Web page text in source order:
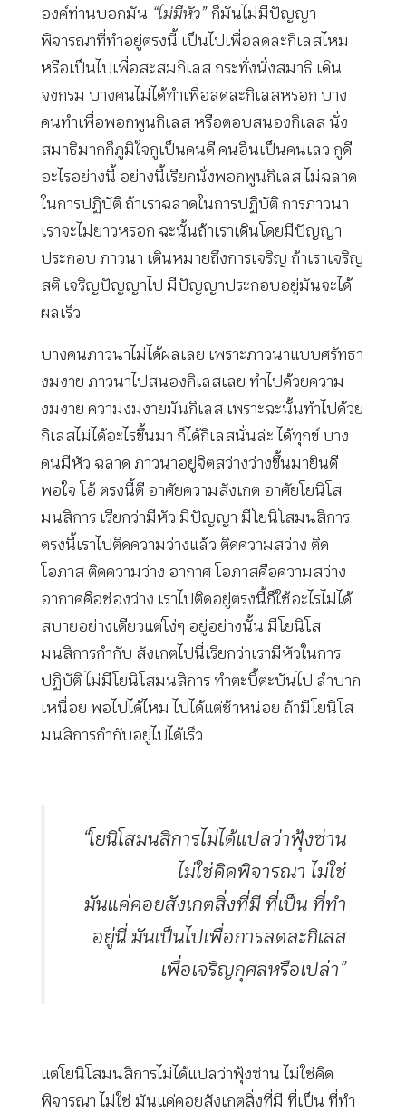
องค์ท่านบอกมัน “ไม่มีหัว” ก็มันไม่มีปัญญา
พิจารณาที่ทำอยู่ตรงนี้ เป็นไปเพื่อลดละกิเลสไหม
หรือเป็นไปเพื่อสะสมกิเลส กระทั่งนั่งสมาธิ เดิน
จงกรม บางคนไม่ได้ทำเพื่อลดละกิเลสหรอก บาง
คนทำเพื่อพอกพูนกิเลส หรือตอบสนองกิเลส นั่ง
สมาธิมากก็ภูมิใจกูเป็นคนดี คนอื่นเป็นคนเลว กูดี
อะไรอย่างนี้ อย่างนี้เรียกนั่งพอกพูนกิเลส ไม่ฉลาด
ในการปฏิบัติ ถ้าเราฉลาดในการปฏิบัติ การภาวนา
เราจะไม่ยาวหรอก ฉะนั้นถ้าเราเดินโดยมีปัญญา
ประกอบ ภาวนา เดินหมายถึงการเจริญ ถ้าเราเจริญ
สติ เจริญปัญญาไป มีปัญญาประกอบอยู่มันจะได้
ผลเร็ว
บางคนภาวนาไม่ได้ผลเลย เพราะภาวนาแบบศรัทธา
งมงาย ภาวนาไปสนองกิเลสเลย ทำไปด้วยความ
งมงาย ความงมงายมันกิเลส เพราะฉะนั้นทำไปด้วย
กิเลสไม่ได้อะไรขึ้นมา ก็ได้กิเลสนั่นล่ะ ได้ทุกข์ บาง
คนมีหัว ฉลาด ภาวนาอยู่จิตสว่างว่างขึ้นมายินดี
พอใจ โอ้ ตรงนี้ดี อาศัยความสังเกต อาศัยโยนิโส
มนสิการ เรียกว่ามีหัว มีปัญญา มีโยนิโสมนสิการ
ตรงนี้เราไปติดความว่างแล้ว ติดความสว่าง ติด
โอภาส ติดความว่าง อากาศ โอภาสคือความสว่าง
อากาศคือช่องว่าง เราไปติดอยู่ตรงนี้ก็ใช้อะไรไม่ได้
สบายอย่างเดียวแต่โง่ๆ อยู่อย่างนั้น มีโยนิโส
มนสิการกำกับ สังเกตไปนี่เรียกว่าเรามีหัวในการ
ปฏิบัติ ไม่มีโยนิโสมนสิการ ทำตะบี้ตะบันไป ลำบาก
เหนื่อย พอไปได้ไหม ไปได้แต่ช้าหน่อย ถ้ามีโยนิโส
มนสิการกำกับอยู่ไปได้เร็ว
“โยนิโสมนสิการไม่ได้แปลว่าฟุ้งซ่าน
ไม่ใช่คิดพิจารณา ไม่ใช่
มันแค่คอยสังเกตสิ่งที่มี ที่เป็น ที่ทำ
อยู่นี่ มันเป็นไปเพื่อการลดละกิเลส
เพื่อเจริญกุศลหรือเปล่า”
แต่โยนิโสมนสิการไม่ได้แปลว่าฟุ้งซ่าน ไม่ใช่คิด
พิจารณา ไม่ใช่ มันแค่คอยสังเกตสิ่งที่มี ที่เป็น ที่ทำ